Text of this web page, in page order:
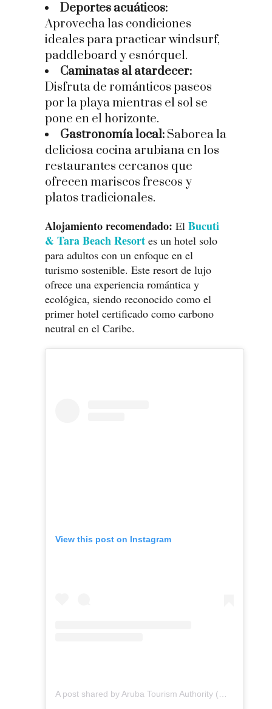
Deportes acuáticos:
Aprovecha las condiciones
ideales para practicar windsurf,
paddleboard y esnórquel.
Caminatas al atardecer:
Disfruta de románticos paseos
por la playa mientras el sol se
pone en el horizonte.
Gastronomía local: Saborea la
deliciosa cocina arubiana en los
restaurantes cercanos que
ofrecen mariscos frescos y
platos tradicionales.
Alojamiento recomendado: El Bucuti
& Tara Beach Resort es un hotel solo
para adultos con un enfoque en el
turismo sostenible. Este resort de lujo
ofrece una experiencia romántica y
ecológica, siendo reconocido como el
primer hotel certificado como carbono
neutral en el Caribe.
View this post on Instagram